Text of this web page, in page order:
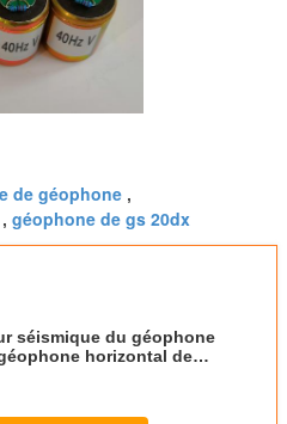
de géophone ,
, géophone de gs 20dx
séismique du géophone
horizontal de